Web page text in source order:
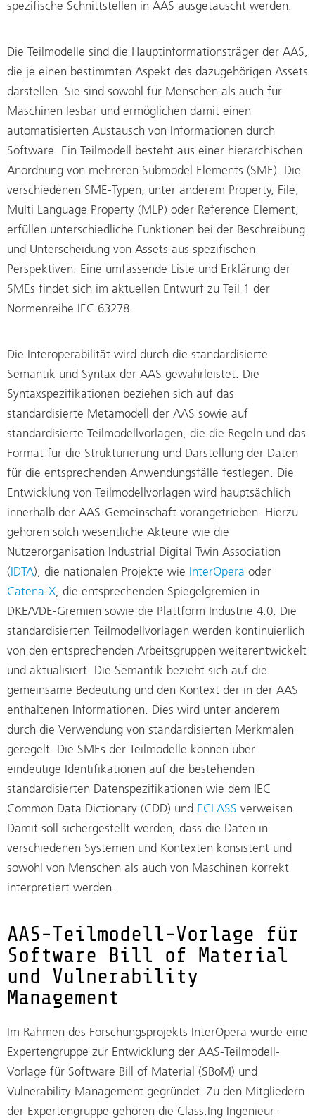
spezifische Schnittstellen in AAS ausgetauscht werden.
Die Teilmodelle sind die Hauptinformationsträger der AAS,
die je einen bestimmten Aspekt des dazugehörigen Assets
darstellen. Sie sind sowohl für Menschen als auch für
Maschinen lesbar und ermöglichen damit einen
automatisierten Austausch von Informationen durch
Software. Ein Teilmodell besteht aus einer hierarchischen
Anordnung von mehreren Submodel Elements (SME). Die
verschiedenen SME-Typen, unter anderem Property, File,
Multi Language Property (MLP) oder Reference Element,
erfüllen unterschiedliche Funktionen bei der Beschreibung
und Unterscheidung von Assets aus spezifischen
Perspektiven. Eine umfassende Liste und Erklärung der
SMEs findet sich im aktuellen Entwurf zu Teil 1 der
Normenreihe IEC 63278.
Die Interoperabilität wird durch die standardisierte
Semantik und Syntax der AAS gewährleistet. Die
Syntaxspezifikationen beziehen sich auf das
standardisierte Metamodell der AAS sowie auf
standardisierte Teilmodellvorlagen, die die Regeln und das
Format für die Strukturierung und Darstellung der Daten
für die entsprechenden Anwendungsfälle festlegen. Die
Entwicklung von Teilmodellvorlagen wird hauptsächlich
innerhalb der AAS-Gemeinschaft vorangetrieben. Hierzu
gehören solch wesentliche Akteure wie die
Nutzerorganisation Industrial Digital Twin Association
(IDTA), die nationalen Projekte wie InterOpera oder
Catena-X, die entsprechenden Spiegelgremien in
DKE/VDE-Gremien sowie die Plattform Industrie 4.0. Die
standardisierten Teilmodellvorlagen werden kontinuierlich
von den entsprechenden Arbeitsgruppen weiterentwickelt
und aktualisiert. Die Semantik bezieht sich auf die
gemeinsame Bedeutung und den Kontext der in der AAS
enthaltenen Informationen. Dies wird unter anderem
durch die Verwendung von standardisierten Merkmalen
geregelt. Die SMEs der Teilmodelle können über
eindeutige Identifikationen auf die bestehenden
standardisierten Datenspezifikationen wie dem IEC
Common Data Dictionary (CDD) und ECLASS verweisen.
Damit soll sichergestellt werden, dass die Daten in
verschiedenen Systemen und Kontexten konsistent und
sowohl von Menschen als auch von Maschinen korrekt
interpretiert werden.
AAS-Teilmodell-Vorlage für
Software Bill of Material
und Vulnerability
Management
Im Rahmen des Forschungsprojekts InterOpera wurde eine
Expertengruppe zur Entwicklung der AAS-Teilmodell-
Vorlage für Software Bill of Material (SBoM) und
Vulnerability Management gegründet. Zu den Mitgliedern
der Expertengruppe gehören die Class.Ing Ingenieur-